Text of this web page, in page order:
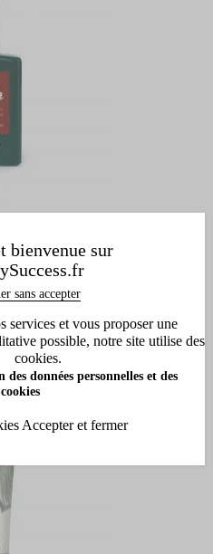
Permanent
bienvenue sur
sans accepter
services et vous proposer une
possible, notre site utilise des
cookies.
données personnelles et des
cookies
Accepter et fermer